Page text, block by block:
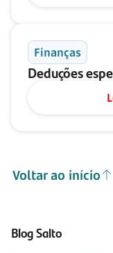
Finanças
Deduções
Voltar ao início
Blog Salto